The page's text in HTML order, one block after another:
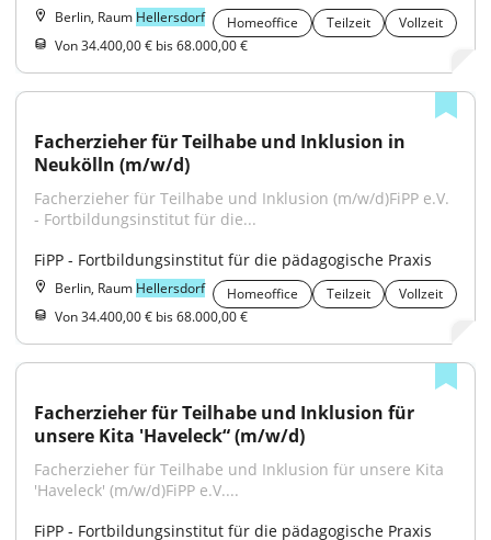
Berlin, Raum Hellersdorf Homeoffice Teilzeit
Vollzeit
Von 34.400,00 € bis 68.000,00 €
Facherzieher für Teilhabe und Inklusion in
Neukölln (m/w/d)
Facherzieher für Teilhabe und Inklusion (m/w/d)FiPP e.V.
- Fortbildungsinstitut für die...
FiPP - Fortbildungsinstitut für die pädagogische Praxis
Berlin, Raum Hellersdorf Homeoffice Teilzeit
Vollzeit
Von 34.400,00 € bis 68.000,00 €
Facherzieher für Teilhabe und Inklusion für
unsere Kita 'Haveleck“ (m/w/d)
Facherzieher für Teilhabe und Inklusion für unsere Kita
'Haveleck' (m/w/d)FiPP e.V....
FiPP - Fortbildungsinstitut für die pädagogische Praxis